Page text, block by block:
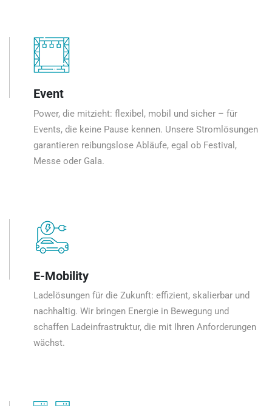
Event
Power, die mitzieht: flexibel, mobil und sicher – für
Events, die keine Pause kennen. Unsere Stromlösungen
garantieren reibungslose Abläufe, egal ob Festival,
Messe oder Gala.
E-Mobility
Ladelösungen für die Zukunft: effizient, skalierbar und
nachhaltig. Wir bringen Energie in Bewegung und
schaffen Ladeinfrastruktur, die mit Ihren Anforderungen
wächst.